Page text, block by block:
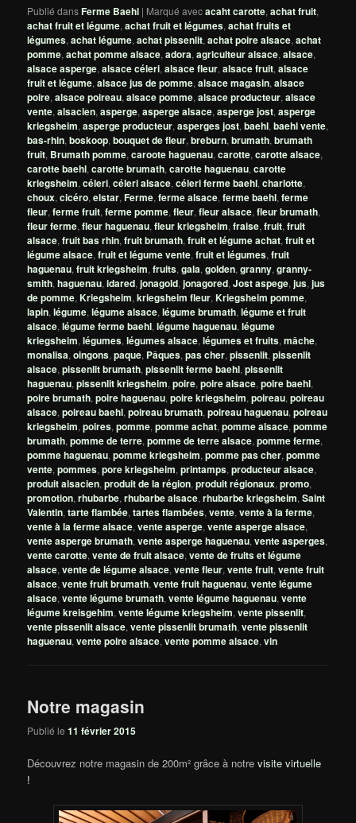
Publié dansFerme Baehl | Marqué avecacaht carotte,achat fruit,
achat fruit et légume,achat fruit et légumes,achat fruits et
légumes,achat légume,achat pissenlit,achat poire alsace,achat
pomme,achat pomme alsace,adora,agriculteur alsace,alsace,
alsace asperge,alsace céleri,alsace fleur,alsace fruit,alsace
fruit et légume,alsace jus de pomme,alsace magasin,alsace
poire,alsace poireau,alsace pomme,alsace producteur,alsace
vente,alsacien,asperge,asperge alsace,asperge jost,asperge
kriegsheim,asperge producteur,asperges jost,baehl,baehl vente,
bas-rhin,boskoop,bouquet de fleur,breburn,brumath,brumath
fruit, Brumath pomme,caroote haguenau,carotte,carotte alsace,
carotte baehl,carotte brumath,carotte haguenau,carotte
kriegsheim,céleri,céleri alsace,céleri ferme baehl,charlotte,
choux,cicéro,elstar,Ferme,ferme alsace,ferme baehl,ferme
fleur,ferme fruit,ferme pomme,fleur,fleur alsace,fleur brumath,
fleur ferme,fleur haguenau,fleur kriegsheim,fraise,fruit,fruit
alsace,fruit bas rhin,fruit brumath,fruit et légume achat,fruit et
légume alsace,fruit et légume vente,fruit et légumes,fruit
haguenau,fruit kriegsheim,fruits,gala,golden,granny,granny-
smith,haguenau,idared,jonagold,jonagored,Jost aspege,jus,jus
de pomme,Kriegsheim,kriegsheim fleur,Kriegsheim pomme,
lapin,légume,légume alsace,légume brumath,légume et fruit
alsace,légume ferme baehl,légume haguenau,légume
kriegsheim,légumes,légumes alsace,légumes et fruits,mâche,
monalisa,oingons,paque, Pâques,pas cher,pissenlit,pissenlit
alsace,pissenlit brumath,pissenlit ferme baehl,pissenlit
haguenau,pissenlit kriegsheim,poire,poire alsace,poire baehl,
poire brumath,poire haguenau,poire kriegsheim,poireau,poireau
alsace,poireau baehl,poireau brumath,poireau haguenau,poireau
kriegsheim,poires,pomme,pomme achat,pomme alsace,pomme
brumath,pomme de terre,pomme de terre alsace,pomme ferme,
pomme haguenau,pomme kriegsheim,pomme pas cher,pomme
vente,pommes,pore kriegsheim,printamps,producteur alsace,
produit alsacien,produit de la région,produit régionaux,promo,
promotion,rhubarbe,rhubarbe alsace,rhubarbe kriegsheim,Saint
Valentin,tarte flambée,tartes flambées,vente,vente à la ferme,
vente à la ferme alsace,vente asperge,vente asperge alsace,
vente asperge brumath,vente asperge haguenau,vente asperges,
vente carotte,vente de fruit alsace,vente de fruits et légume
alsace,vente de légume alsace,vente fleur,vente fruit,vente fruit
alsace,vente fruit brumath,vente fruit haguenau,vente légume
alsace,vente légume brumath,vente légume haguenau,vente
légume kreisgehim,vente légume kriegsheim,vente pissenlit,
vente pissenlit alsace,vente pissenlit brumath,vente pissenlit
haguenau,vente poire alsace,vente pomme alsace,vin
Notre magasin
Publié le11 février 2015
Découvrez notre magasin de 200m² grâce à notrevisite virtuelle
!